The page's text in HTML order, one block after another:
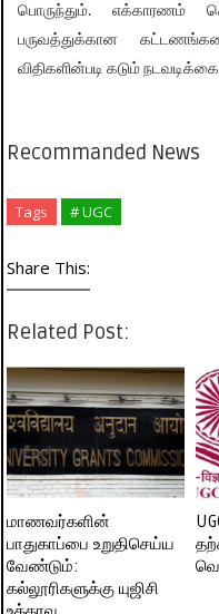
பொருந்தும். எக்காரணம்
பருவத்துக்கான
விதிகளின்படி கடும்
Recommanded News
Tags # UGC
Share This:
Related Post:
மாணவர்களின்
பாதுகாப்பை உறுதிசெய்ய
வேண்டும்:
கல்லூரிகளுக்கு யுஜிசி